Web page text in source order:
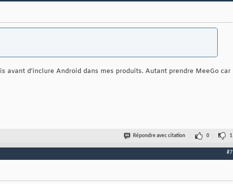
avant d'inclure Android dans mes produits. Autant prendre MeeGo car
Répondre avec citation 0 1
#7